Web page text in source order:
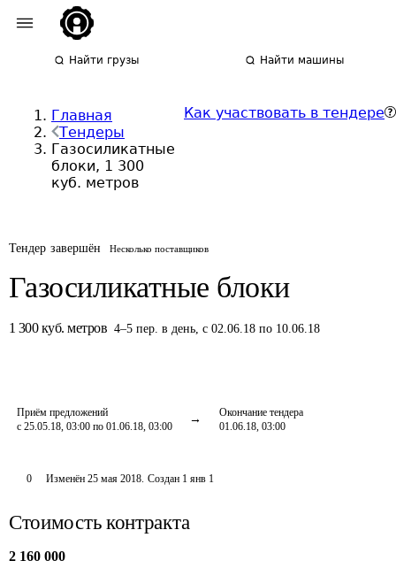
Найти грузы Найти машины
Главная
Тендеры
Газосиликатные
блоки, 1 300
куб. метров
Как участвовать в тендере
Тендер завершён Несколько поставщиков
Газосиликатные блоки
1 300 куб. метров 4–5 пер. в день,с 02.06.18 по 10.06.18
Приём предложений
с 25.05.18, 03:00 по 01.06.18, 03:00
Окончание тендера
01.06.18, 03:00
0 Изменён 25 мая 2018. Создан 1 янв 1
Стоимость контракта
2 160 000